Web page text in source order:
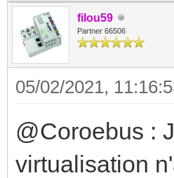
filou59
Partner 66506
05/02/2021,
@Coroebus :
virtualisation